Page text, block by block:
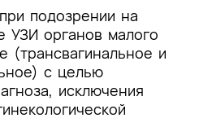
при подозрении на
органов малого
(трансвагинальное и
с целью
исключения